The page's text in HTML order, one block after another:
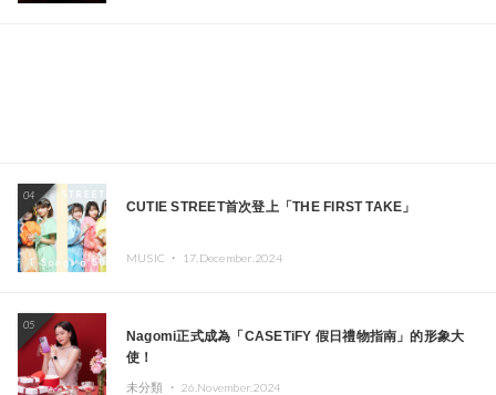
04
CUTIE STREET首次登上「THE FIRST TAKE」
MUSIC ・ 17.December.2024
05
Nagomi正式成為「CASETiFY 假日禮物指南」的形象大
使！
未分類 ・ 26.November.2024